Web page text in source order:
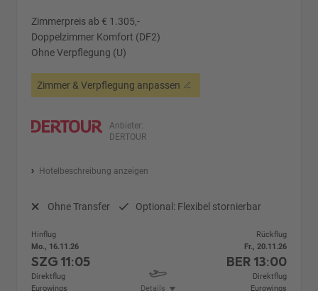
Zimmerpreis ab € 1.305,-
Doppelzimmer Komfort (DF2)
Ohne Verpflegung (U)
Zimmer & Verpflegung anpassen
Anbieter:
DERTOUR
Hotelbeschreibung anzeigen
Ohne Transfer Optional: Flexibel stornierbar
Hinflug
Mo., 16.11.26
SZG11:05
Direktflug
Eurowings
Details
Rückflug
Fr., 20.11.26
BER 13:00
Direktflug
Eurowings